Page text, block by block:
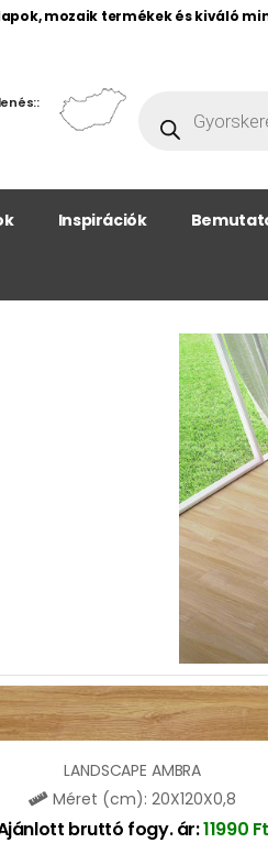
mozaik termékek és kiváló
Inspirációk
LANDSCAPE AMBRA
Méret (cm): 20X120X0,8
bruttó fogy. ár:11990 Ft